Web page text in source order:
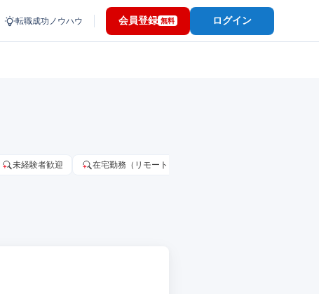
転職成功ノウハウ 会員登録 無料 ログイン
未経験者歓迎 在宅勤務（リモートワーク）OK